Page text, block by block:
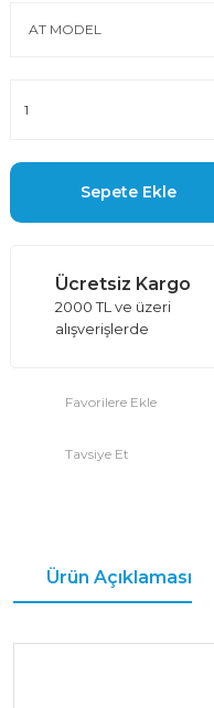
Sepete Ekle
Ücretsiz Kargo
2000 TL ve üzeri
alışverişlerde
Tavsiye Et
Ürün Açıklaması